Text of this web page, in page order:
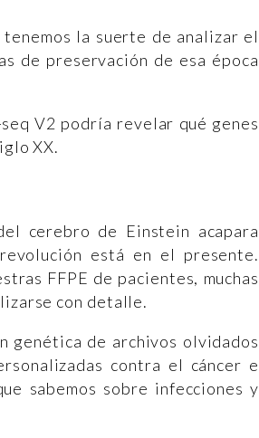
tenemos la suerte de analizar el
de preservación de esa época
V2 podría revelar qué genes
XX.
cerebro de Einstein acapara
está en el presente.
FFPE de pacientes, muchas
con detalle.
genética de archivos olvidados
contra el cáncer e
sabemos sobre infecciones y